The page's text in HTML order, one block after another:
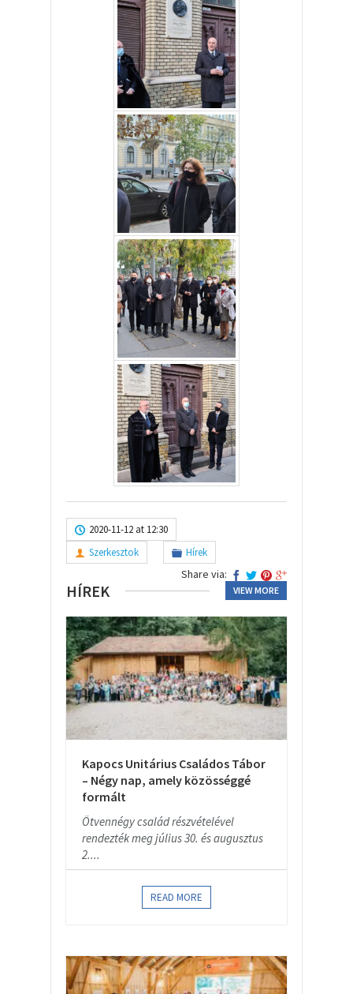
2020-11-12 at 12:30
Szerkesztok
Hírek
Share via:
HÍREK VIEW MORE
Kapocs Unitárius Családos Tábor
– Négy nap, amely közösséggé
formált
Ötvennégy család részvételével
rendezték meg július 30. és augusztus
2....
READ MORE